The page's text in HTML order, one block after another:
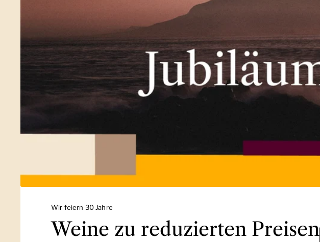
Wir feiern 30 Jahre
Weine zu reduzierten Preisen